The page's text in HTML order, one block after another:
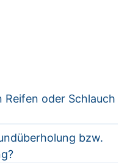
oder Schlauch
bzw.